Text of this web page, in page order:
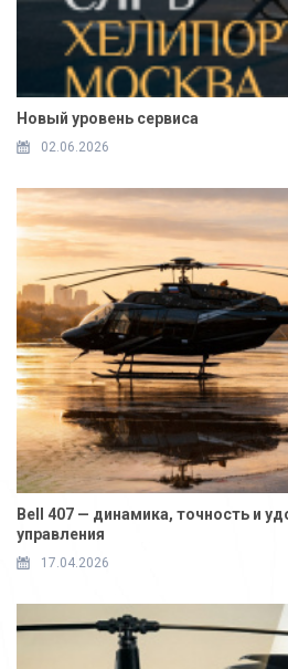
Новый уровень сервиса
02.06.2026
Bell 407 — динамика, точность и
управления
17.04.2026